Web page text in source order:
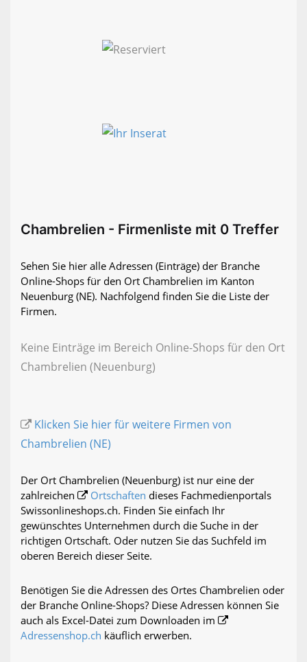
Chambrelien - Firmenliste mit 0 Treffer
Sehen Sie hier alle Adressen (Einträge) der Branche
Online-Shops für den Ort Chambrelien im Kanton
Neuenburg (NE). Nachfolgend finden Sie die Liste der
Firmen.
Keine Einträge im Bereich Online-Shops für den Ort
Chambrelien (Neuenburg)
Klicken Sie hier für weitere Firmen von
Chambrelien (NE)
Der Ort Chambrelien (Neuenburg) ist nur eine der
zahlreichen
Ortschaften dieses Fachmedienportals
Swissonlineshops.ch. Finden Sie einfach Ihr
gewünschtes Unternehmen durch die Suche in der
richtigen Ortschaft. Oder nutzen Sie das Suchfeld im
oberen Bereich dieser Seite.
Benötigen Sie die Adressen des Ortes Chambrelien oder
der Branche Online-Shops? Diese Adressen können Sie
auch als Excel-Datei zum Downloaden im
Adressenshop.ch käuflich erwerben.